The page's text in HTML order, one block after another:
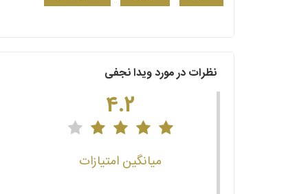
نظرات در مورد ویدا نجفی
4.2
میانگین امتیازات